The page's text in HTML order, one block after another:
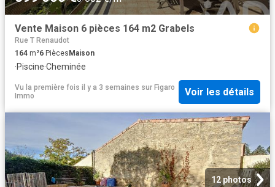
Vente Maison 6 pièces 164 m2 Grabels
Rue T Renaudot
164 m²6 Pièces Maison
·Piscine·Cheminée
Vu la première fois il y a 3 semaines sur Figaro
Immo
Voir les détails
12 photos